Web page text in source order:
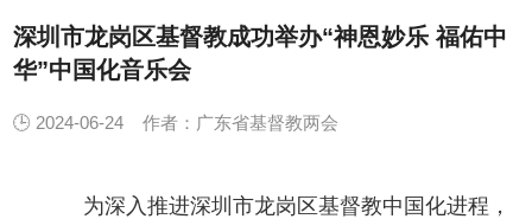
深圳市龙岗区基督教成功举办“神恩妙乐 福佑中
华”中国化音乐会
🕒 2024-06-24 作者：广东省基督教两会
为深入推进深圳市龙岗区基督教中国化进程，